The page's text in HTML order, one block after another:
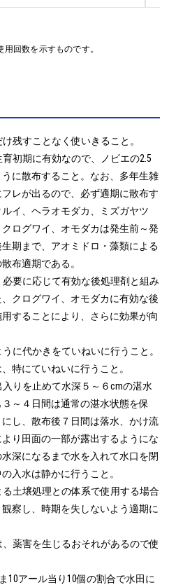
回数を示すものです。
残すことなく使いきること。
初期に有効なので、ノビエの2.5
に散布すること。なお、多年生雑
レが出るので、必ず適期に散布す
イ、ヘラオモダカ、ミズガヤツ
ログワイ、オモダカは発生前～発
期まで、アオミドロ・藻類による
布適期である。
要に応じて有効な後処理剤と組み
クログワイ、オモダカに有効な後
することにより、さらに効果が向
に代かきをていねいに行うこと。
特にていねいに行うこと。
りを止めて水深５～６cmの湛水
～４日間は通常の湛水状態を保
し、散布後７日間は落水、かけ流
り田面の一部が露出するようにな
深になるまで水を入れて水口を閉
入水は静かに行うこと。
土壌処理との体系で使用する場合
察し、時期を失しないよう適期に
薬害を生じるおそれがあるので使
10アール当り10個の割合で水田に